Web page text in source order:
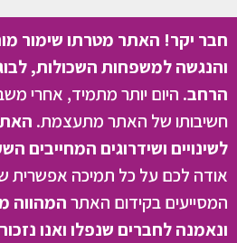
חבר יקר! האתר מטרתו שימור
והנגשה למשפחות השכולות,
הרחב.
חשיבותו של האתר מתעצמת.
לשינויים ושידרוגים המחייבים
אודה לכם על כל תמיכה אפשרית
המסייעים בקידום האתרהמהווה
ונאמנה לחברים שנפלו ואנו